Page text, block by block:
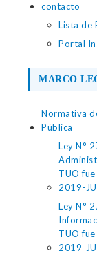
contacto
Lista de
Portal
MARCO
Normativa
Pública
Ley N°
TUO
2019-
Ley N°
TUO
2019-